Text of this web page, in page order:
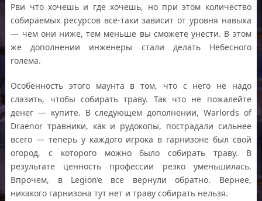
Рви что хочешь и где хочешь, но при этом количество
собираемых ресурсов все-таки зависит от уровня навыка
— чем они ниже, тем меньше вы сможете унести. В этом
же дополнении инженеры стали делать Небесного
голема.
Особенность этого маунта в том, что с него не надо
слазить, чтобы собирать траву. Так что не пожалейте
денег — купите. В следующем дополнении, Warlords of
Draenor травники, как и рудокопы, пострадали сильнее
всего — теперь у каждого игрока в гарнизоне был свой
огород, с которого можно было собирать траву. В
результате ценность профессии резко уменьшилась.
Впрочем, в Legion’e все вернули обратно. Вернее,
никакого гарнизона тут нет и траву собирать нельзя.